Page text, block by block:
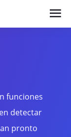
funciones
detectar
pronto